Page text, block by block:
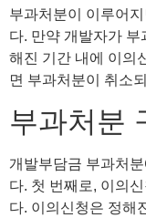
부과처분이 이루어
다. 만약 개발자가
해진 기간 내에 이의
면 부과처분이 취소
부과처분
개발부담금 부과처
다. 첫 번째로, 이의
다. 이의신청은 정해